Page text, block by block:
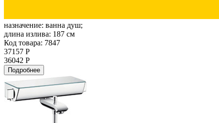
назначение: ванна душ;
длина излива: 187 см
Код товара: 7847
37157 Р
36042 Р
Подробнее